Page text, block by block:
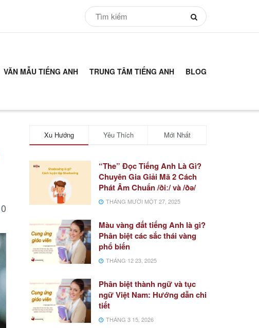
VĂN MẪU TIẾNG ANH TRUNG TÂM TIẾNG ANH BLOG
0
Xu Hướng Yêu Thích Mới Nhất
“The” Đọc Tiếng Anh Là Gì?
Chuyên Gia Giải Mã 2 Cách
Phát Âm Chuẩn /ðiː/ và /ðə/
THÁNG MƯỜI MỘT 27, 2025
Màu vàng đất tiếng Anh là gì?
Phân biệt các sắc thái vàng
phổ biến
THÁNG 12 23, 2025
Phân biệt thành ngữ và tục
ngữ Việt Nam: Hướng dẫn chi
tiết
THÁNG 3 15, 2026